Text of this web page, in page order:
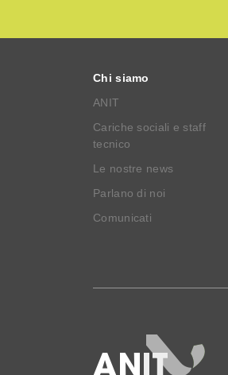
Chi siamo
ANIT
Cariche sociali e staff
tecnico
Le nostre news
Parlano di noi
Comunicati